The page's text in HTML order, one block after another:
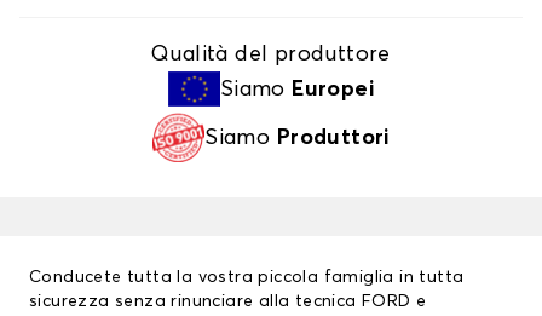
Qualità del produttore
Siamo Europei
Siamo Produttori
Conducete tutta la vostra piccola famiglia in tutta
sicurezza senza rinunciare alla tecnica FORD e